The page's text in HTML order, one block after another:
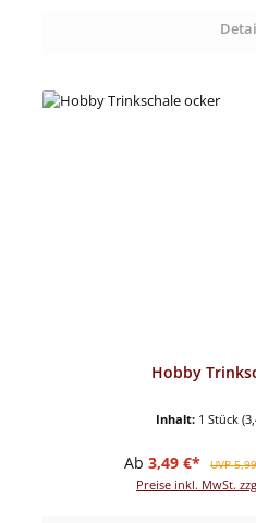
Hobby
Inhalt: 1 Stück
Verkaufspreis:
Ab 3,49 €* UVP
Preise inkl. MwSt.